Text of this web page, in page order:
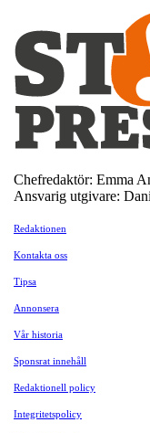
Chefredaktör: Emma
Ansvarig utgivare:
Redaktionen
Kontakta oss
Tipsa
Annonsera
Vår historia
Sponsrat innehåll
Redaktionell policy
Integritetspolicy